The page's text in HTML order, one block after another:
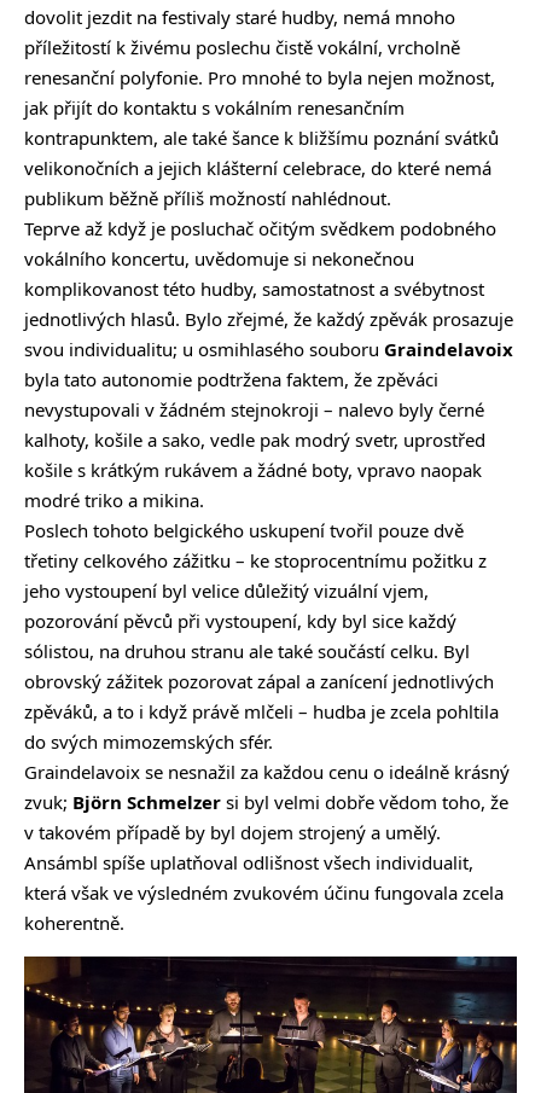
dovolit jezdit na festivaly staré hudby, nemá mnoho
příležitostí k živému poslechu čistě vokální, vrcholně
renesanční polyfonie. Pro mnohé to byla nejen možnost,
jak přijít do kontaktu s vokálním renesančním
kontrapunktem, ale také šance k bližšímu poznání svátků
velikonočních a jejich klášterní celebrace, do které nemá
publikum běžně příliš možností nahlédnout.
Teprve až když je posluchač očitým svědkem podobného
vokálního koncertu, uvědomuje si nekonečnou
komplikovanost této hudby, samostatnost a svébytnost
jednotlivých hlasů. Bylo zřejmé, že každý zpěvák prosazuje
svou individualitu; u osmihlasého souboru Graindelavoix
byla tato autonomie podtržena faktem, že zpěváci
nevystupovali v žádném stejnokroji – nalevo byly černé
kalhoty, košile a sako, vedle pak modrý svetr, uprostřed
košile s krátkým rukávem a žádné boty, vpravo naopak
modré triko a mikina.
Poslech tohoto belgického uskupení tvořil pouze dvě
třetiny celkového zážitku – ke stoprocentnímu požitku z
jeho vystoupení byl velice důležitý vizuální vjem,
pozorování pěvců při vystoupení, kdy byl sice každý
sólistou, na druhou stranu ale také součástí celku. Byl
obrovský zážitek pozorovat zápal a zanícení jednotlivých
zpěváků, a to i když právě mlčeli – hudba je zcela pohltila
do svých mimozemských sfér.
Graindelavoix se nesnažil za každou cenu o ideálně krásný
zvuk; Björn Schmelzer si byl velmi dobře vědom toho, že
v takovém případě by byl dojem strojený a umělý.
Ansámbl spíše uplatňoval odlišnost všech individualit,
která však ve výsledném zvukovém účinu fungovala zcela
koherentně.